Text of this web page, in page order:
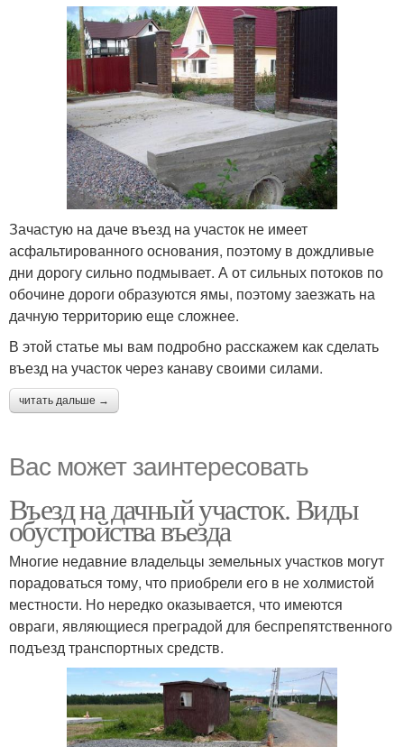
Зачастую на даче въезд на участок не имеет
асфальтированного основания, поэтому в дождливые
дни дорогу сильно подмывает. А от сильных потоков по
обочине дороги образуются ямы, поэтому заезжать на
дачную территорию еще сложнее.
В этой статье мы вам подробно расскажем как сделать
въезд на участок через канаву своими силами.
читать дальше →
Вас может заинтересовать
Въезд на дачный участок. Виды
обустройства въезда
Многие недавние владельцы земельных участков могут
порадоваться тому, что приобрели его в не холмистой
местности. Но нередко оказывается, что имеются
овраги, являющиеся преградой для беспрепятственного
подъезд транспортных средств.